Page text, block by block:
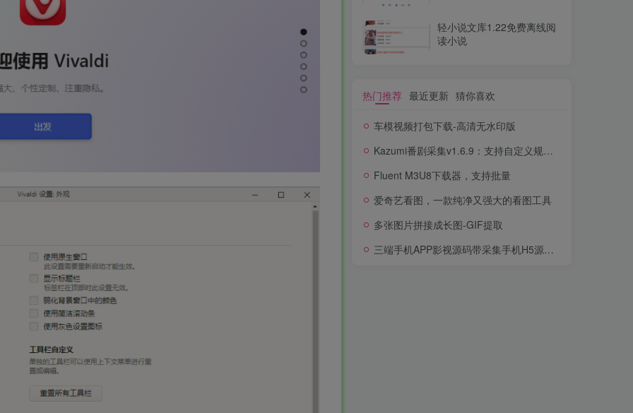
轻小说文库1.22免费离线阅
读小说
热门推荐 最近更新 猜你喜欢
车模视频打包下载-高清无水印版
Kazumi番剧采集v1.6.9：支持自定义规则+在线观看+弹幕，跨平台下载
Fluent M3U8下载器，支持批量
爱奇艺看图，一款纯净又强大的看图工具
多张图片拼接成长图-GIF提取
三端手机APP影视源码带采集手机H5源码带VIP卡密功能